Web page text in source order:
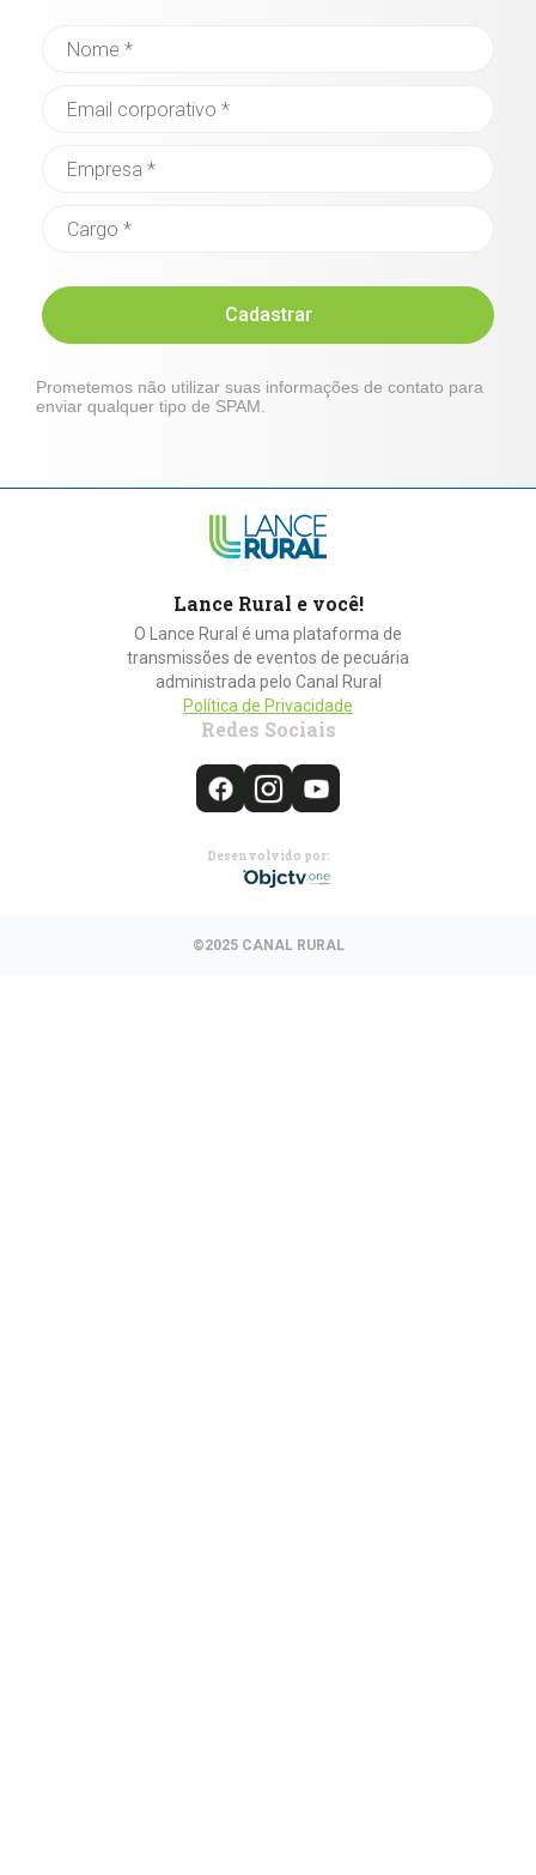
Cadastrar
Prometemos não utilizar suas informações de contato para
enviar qualquer tipo de SPAM.
Lance Rural e você!
O Lance Rural é uma plataforma de
transmissões de eventos de pecuária
administrada pelo Canal Rural
Política de Privacidade
Redes Sociais
Desenvolvido por:
©2025 CANAL RURAL